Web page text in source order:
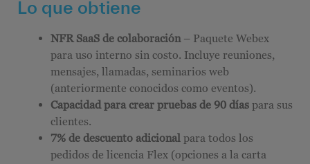
Lo que obtiene
NFR SaaS de colaboración – Paquete Webex
para uso interno sin costo. Incluye reuniones,
mensajes, llamadas, seminarios web
(anteriormente conocidos como eventos).
Capacidad para crear pruebas de 90 días para sus
clientes.
7% de descuento adicional para todos los
pedidos de licencia Flex (opciones a la carta